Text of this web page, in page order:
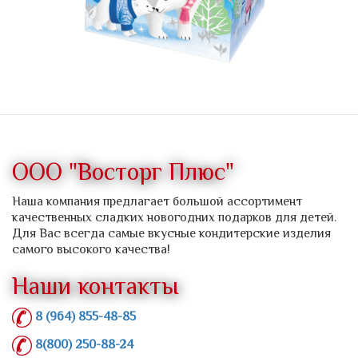
ООО "Восторг Плюс"
Наша компания предлагает большой ассортимент
качественных сладких новогодних подарков для детей.
Для Вас всегда самые вкусные кондитерские изделия
самого высокого качества!
Наши контакты
8 (964) 855-48-85
8(800) 250-88-24